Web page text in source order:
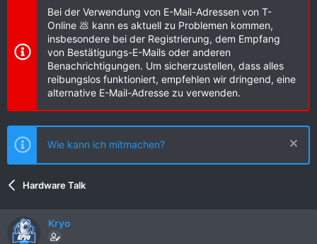
l
e
t
e
l
l
t
a
m
Bei der Verwendung von E-Mail-Adressen von T-
Online 💩 kann es aktuell zu Problemen kommen,
insbesondere bei der Registrierung, dem Empfang
von Bestätigungs-E-Mails oder anderen
Benachrichtigungen. Um sicherzustellen, dass alles
reibungslos funktioniert, empfehlen wir dringend, eine
alternative E-Mail-Adresse zu verwenden.
Wie kann ich mitmachen?
Hardware Talk
Kryo